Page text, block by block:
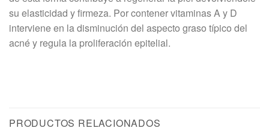
su elasticidad y firmeza. Por contener vitaminas A y D
interviene en la disminución del aspecto graso típico del
acné y regula la proliferación epitelial.
PRODUCTOS RELACIONADOS